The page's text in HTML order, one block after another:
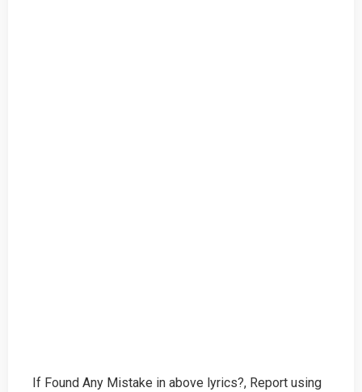
If Found Any Mistake in above lyrics?, Report using